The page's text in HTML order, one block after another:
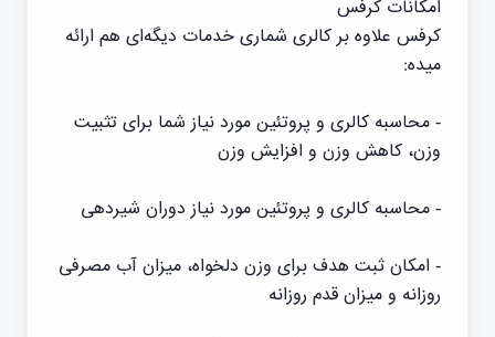
امکانات کرفس
کرفس علاوه بر کالری‌ شماری خدمات دیگه‌ای هم ارائه
میده:
- محاسبه کالری و پروتئین مورد نیاز شما برای تثبیت
وزن، کاهش وزن و افزایش وزن
- محاسبه کالری و پروتئین مورد نیاز دوران شیردهی
- امکان ثبت هدف برای وزن دلخواه، میزان آب مصرفی
روزانه و میزان قدم روزانه